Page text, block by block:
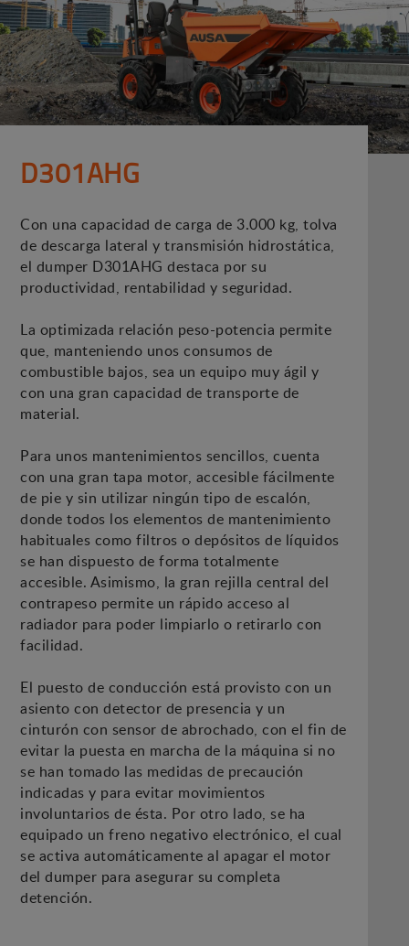
D301AHG
Con una capacidad de carga de 3.000 kg, tolva
de descarga lateral y transmisión hidrostática,
el dumper D301AHG destaca por su
productividad, rentabilidad y seguridad.
La optimizada relación peso-potencia permite
que, manteniendo unos consumos de
combustible bajos, sea un equipo muy ágil y
con una gran capacidad de transporte de
material.
Para unos mantenimientos sencillos, cuenta
con una gran tapa motor, accesible fácilmente
de pie y sin utilizar ningún tipo de escalón,
donde todos los elementos de mantenimiento
habituales como filtros o depósitos de líquidos
se han dispuesto de forma totalmente
accesible. Asimismo, la gran rejilla central del
contrapeso permite un rápido acceso al
radiador para poder limpiarlo o retirarlo con
facilidad.
El puesto de conducción está provisto con un
asiento con detector de presencia y un
cinturón con sensor de abrochado, con el fin de
evitar la puesta en marcha de la máquina si no
se han tomado las medidas de precaución
indicadas y para evitar movimientos
involuntarios de ésta. Por otro lado, se ha
equipado un freno negativo electrónico, el cual
se activa automáticamente al apagar el motor
del dumper para asegurar su completa
detención.